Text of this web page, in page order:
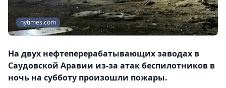
nytimes.com
На двух нефтеперерабатывающих заводах в
Саудовской Аравии из-за атак беспилотников в
ночь на субботу произошли пожары.